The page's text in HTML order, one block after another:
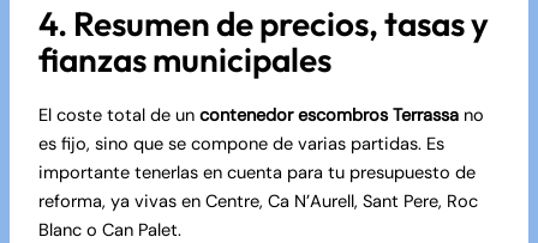
4. Resumen de precios, tasas y
fianzas municipales
El coste total de un contenedor escombros Terrassano
es fijo, sino que se compone de varias partidas. Es
importante tenerlas en cuenta para tu presupuesto de
reforma, ya vivas en Centre, Ca N’Aurell, Sant Pere, Roc
Blanc o Can Palet.